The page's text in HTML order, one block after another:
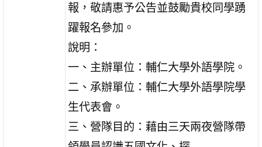
報，敬請惠予公告並鼓勵貴校同學踴
躍報名參加。
說明：
一、主辦單位：輔仁大學外語學院。
二、承辦單位：輔仁大學外語學院學
生代表會。
三、營隊目的：藉由三天兩夜營隊帶